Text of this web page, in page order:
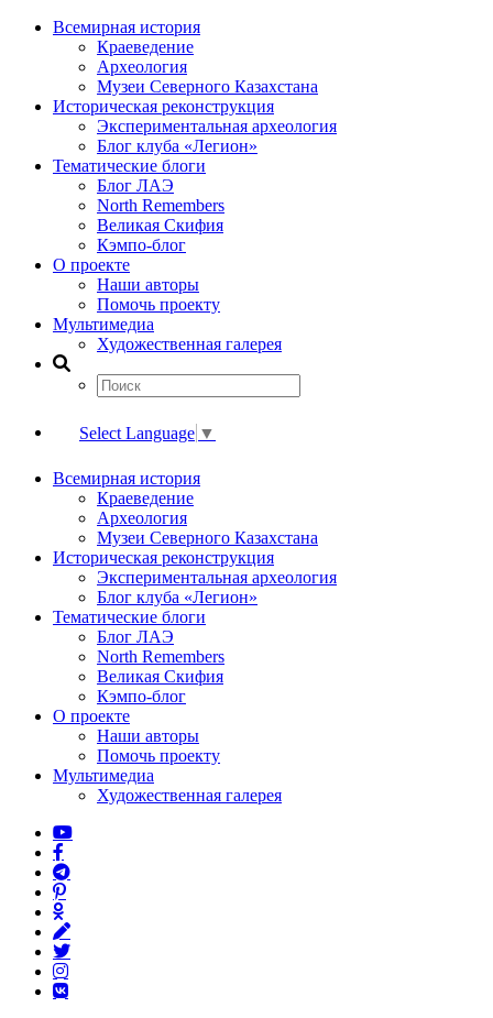
Всемирная история
Краеведение
Археология
Музеи Северного Казахстана
Историческая реконструкция
Экспериментальная археология
Блог клуба «Легион»
Тематические блоги
Блог ЛАЭ
North Remembers
Великая Скифия
Кэмпо-блог
О проекте
Наши авторы
Помочь проекту
Мультимедиа
Художественная галерея
Select Language ▼
Всемирная история
Краеведение
Археология
Музеи Северного Казахстана
Историческая реконструкция
Экспериментальная археология
Блог клуба «Легион»
Тематические блоги
Блог ЛАЭ
North Remembers
Великая Скифия
Кэмпо-блог
О проекте
Наши авторы
Помочь проекту
Мультимедиа
Художественная галерея